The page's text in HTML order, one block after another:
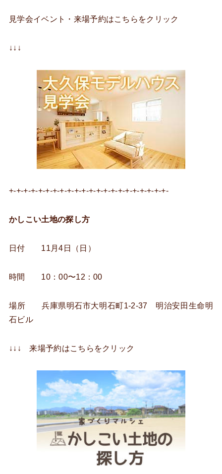
見学会イベント・来場予約はこちらをクリック
↓↓↓
+-+-+-+-+-+-+-+-+-+-+-+-+-+-+-+-+-+-+-+-+-+-
かしこい土地の探し方
日付 11月4日（日）
時間 10：00〜12：00
場所 兵庫県明石市大明石町1-2-37 明治安田生命明
石ビル
↓↓↓ 来場予約はこちらをクリック